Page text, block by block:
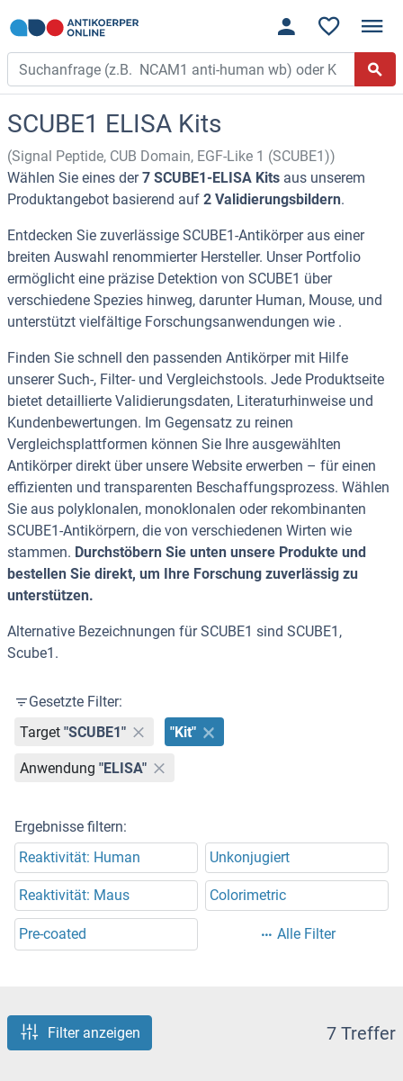
SCUBE1 ELISA Kits
(Signal Peptide, CUB Domain, EGF-Like 1 (SCUBE1))
Wählen Sie eines der7 SCUBE1-ELISA Kits aus unserem
Produktangebot basierend auf 2 Validierungsbildern.
Entdecken Sie zuverlässige SCUBE1-Antikörper aus einer
breiten Auswahl renommierter Hersteller. Unser Portfolio
ermöglicht eine präzise Detektion von SCUBE1 über
verschiedene Spezies hinweg, darunter Human, Mouse, und
unterstützt vielfältige Forschungsanwendungen wie .
Finden Sie schnell den passenden Antikörper mit Hilfe
unserer Such-, Filter- und Vergleichstools. Jede Produktseite
bietet detaillierte Validierungsdaten, Literaturhinweise und
Kundenbewertungen. Im Gegensatz zu reinen
Vergleichsplattformen können Sie Ihre ausgewählten
Antikörper direkt über unsere Website erwerben – für einen
effizienten und transparenten Beschaffungsprozess. Wählen
Sie aus polyklonalen, monoklonalen oder rekombinanten
SCUBE1-Antikörpern, die von verschiedenen Wirten wie
stammen. Durchstöbern Sie unten unsere Produkte und
bestellen Sie direkt, um Ihre Forschung zuverlässig zu
unterstützen.
Alternative Bezeichnungen für SCUBE1 sind SCUBE1,
Scube1.
Gesetzte Filter:
Target "SCUBE1" "Kit"
Anwendung "ELISA"
Ergebnisse filtern:
Reaktivität: Human
Unkonjugiert
Reaktivität: Maus Colorimetric
Pre-coated Alle Filter
Filter anzeigen 7 Treffer